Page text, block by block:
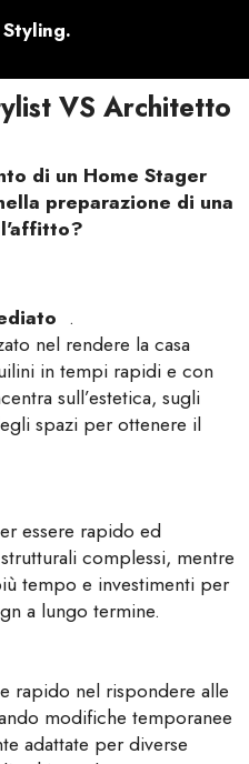
VS Architetto
di un Home Stager
preparazione di una
l'affitto?
.
nel rendere la casa
in tempi rapidi e con
sull’estetica, sugli
spazi per ottenere il
essere rapido ed
complessi, mentre
tempo e investimenti per
a lungo termine.
rapido nel rispondere alle
modifiche temporanee
adattate per diverse